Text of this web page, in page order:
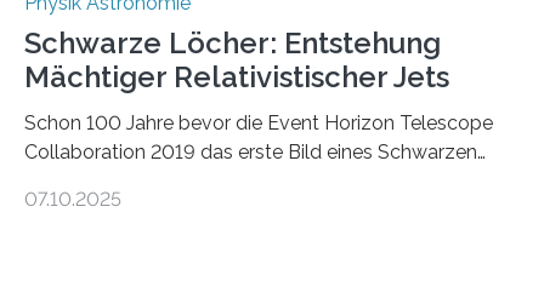
Schwarze Löcher: Entstehung
Mächtiger Relativistischer Jets
Schon 100 Jahre bevor die Event Horizon Telescope
Collaboration 2019 das erste Bild eines Schwarzen
hatte der Astronom Heber Curtis einen seltsamen
07.10.2025